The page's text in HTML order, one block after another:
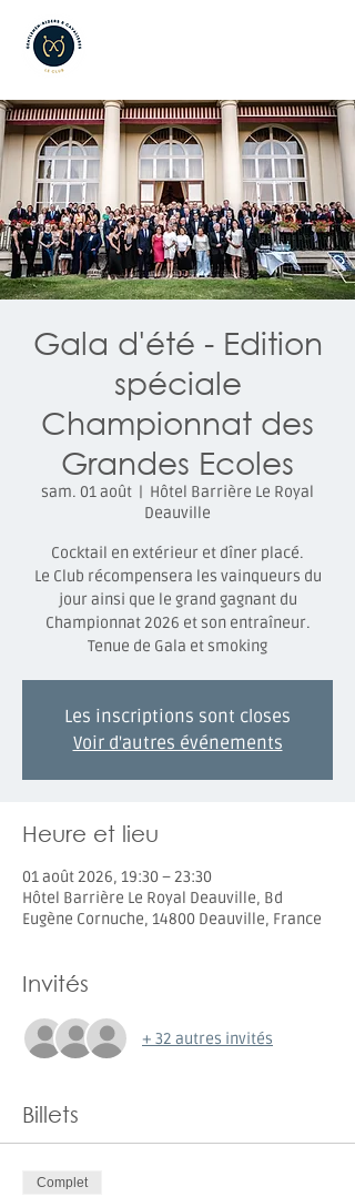
Gala d'été - Edition
spéciale
Championnat des
Grandes Ecoles
sam. 01 août
  |
Hôtel Barrière Le Royal
Deauville
Cocktail en extérieur et dîner placé.
Le Club récompensera les vainqueurs du
jour ainsi que le grand gagnant du
Championnat 2026 et son entraîneur.
Tenue de Gala et smoking
Les inscriptions sont closes
Voir d'autres événements
Heure et lieu
01 août 2026, 19:30 – 23:30
Hôtel Barrière Le Royal Deauville, Bd
Eugène Cornuche, 14800 Deauville, France
Invités
+ 32 autres invités
Billets
Complet